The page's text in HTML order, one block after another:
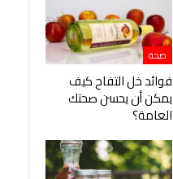
صحة
فوائد خل التفاح كيف
يمكن أن يحسن صحتك
العامة؟